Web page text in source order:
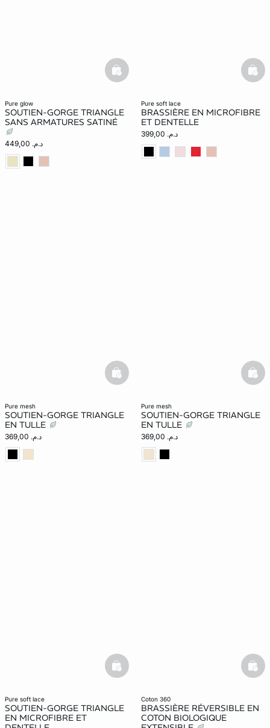
pure glow
SOUTIEN-GORGE TRIANGLE
SANS ARMATURES SATINÉ
د.م. 449,00
basketfull
pure soft lace
BRASSIÈRE EN MICROFIBRE
ET DENTELLE
د.م. 399,00
pure mesh
SOUTIEN-GORGE TRIANGLE
EN TULLE
د.م. 369,00
basketfull
pure mesh
SOUTIEN-GORGE TRIANGLE
EN TULLE
د.م. 369,00
pure soft lace
SOUTIEN-GORGE TRIANGLE
EN MICROFIBRE ET
basketfull
coton 360
BRASSIÈRE RÉVERSIBLE EN
COTON BIOLOGIQUE